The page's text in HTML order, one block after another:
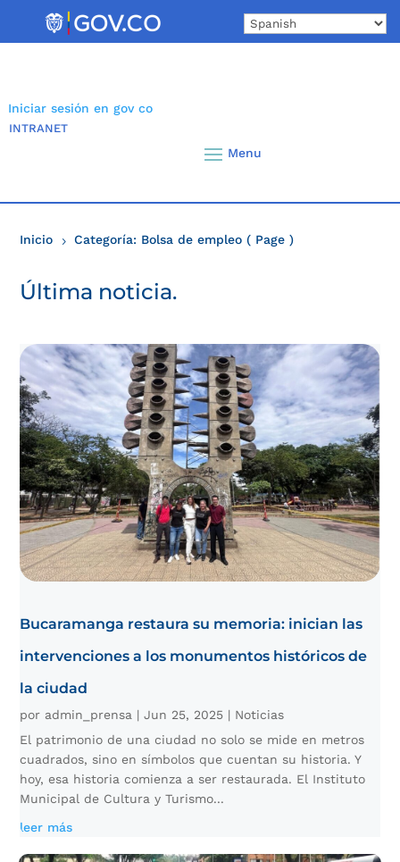
Iniciar sesión en gov co
INTRANET
Inicio 5 Categoría: Bolsa de empleo ( Page )
Última noticia.
Bucaramanga restaura su memoria: inician las
intervenciones a los monumentos históricos de
la ciudad
por admin_prensa |Jun 25, 2025 | Noticias
El patrimonio de una ciudad no solo se mide en metros
cuadrados, sino en símbolos que cuentan su historia. Y
hoy, esa historia comienza a ser restaurada. El Instituto
Municipal de Cultura y Turismo...
leer más